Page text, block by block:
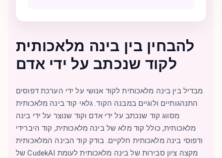
להבחין בין בינה מלאכותית
לקוד שנכתב על ידי אדם
מבדיל בין בינה מלאכותית לקוד אנושי על ידי הערכת דפוסים
התנהגותיים ולוגיים במבנה הקוד. גלאי קוד בינה מלאכותית
מסווג קוד שנכתב על ידי אדם וקוד שנוצר על ידי בינה
מלאכותית, כולל קוד מלא של בינה מלאכותית, קוד היברידי
ודפוסי בינה מלאכותית חלקיים. בודק קוד הבינה המלאכותית
של CudekAI מקצה ציון סבירות של בינה מלאכותית לעומת